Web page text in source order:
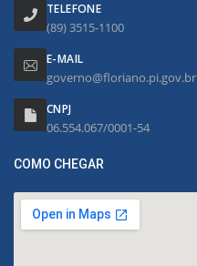
TELEFONE
(89) 3515-1100
E-MAIL
governo@floriano.pi.gov.br
CNPJ
06.554.067/0001-54
COMO CHEGAR